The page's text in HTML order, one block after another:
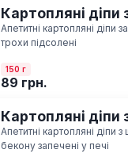
Картопляні діпи
Апетитні картопляні діпи
трохи підсолені
150 г
89 грн.
Картопляні діпи
Апетитні картопляні діпи
бекону запечені у печі